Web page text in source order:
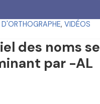
D'ORTHOGRAPHE, VIDÉOS
des noms se
par -AL